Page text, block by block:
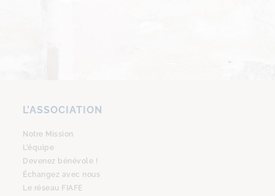
L’ASSOCIATION
Notre Mission
L’équipe
Devenez bénévole !
Échangez avec nous
Le réseau FIAFE